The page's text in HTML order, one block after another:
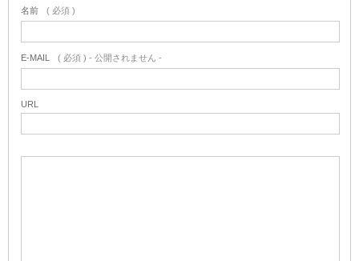
名前 ( 必須 )
E-MAIL ( 必須 ) - 公開されません -
URL